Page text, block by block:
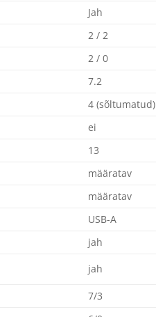
Jah
2 / 2
2 / 0
7.2
4 (sõltumatud)
ei
13
määratav
määratav
USB-A
jah
jah
7/3